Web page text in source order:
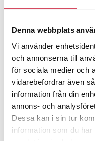
Denna webbplats
Vi använder
och annonserna till
för sociala medier och
vidarebefordrar även
information från din
annons- och
Dessa kan i sin tur
information som du